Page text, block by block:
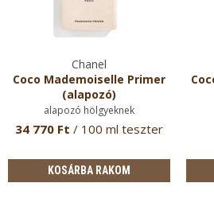
Chanel
Coco Mademoiselle Primer
(alapozó)
alapozó hölgyeknek
34 770 Ft / 100 ml teszter
KOSÁRBA RAKOM